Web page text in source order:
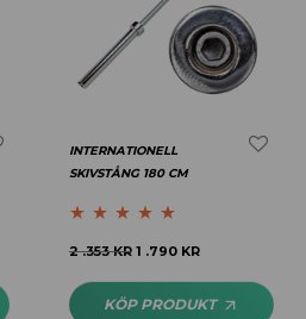
INTERNATIONELL
SKIVSTÅNG 180 CM
Betygsatt5.00
2 .353KR 1 .790 KR
KÖP PRODUKT